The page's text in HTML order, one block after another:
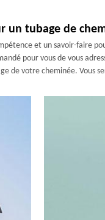
un tubage de
et un savoir-faire
pour vous de vous
de votre cheminée. Vous